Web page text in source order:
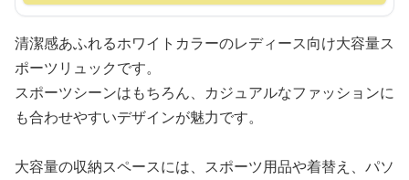
清潔感あふれるホワイトカラーのレディース向け大容量ス
ポーツリュックです。
スポーツシーンはもちろん、カジュアルなファッションに
も合わせやすいデザインが魅力です。
大容量の収納スペースには、スポーツ用品や着替え、パソ